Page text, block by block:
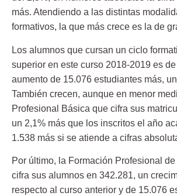
más. Atendiendo a las distintas
formativos, la que más crece es la de
Los alumnos que cursan un ciclo
superior en este curso 2018-2019 es
aumento de 15.076 estudiantes más,
También crecen, aunque en menor
Profesional Básica que cifra sus
un 2,1% más que los inscritos el año
1.538 más si se atiende a cifras
Por último, la Formación Profesional
cifra sus alumnos en 342.281, un
respecto al curso anterior y de 15.076